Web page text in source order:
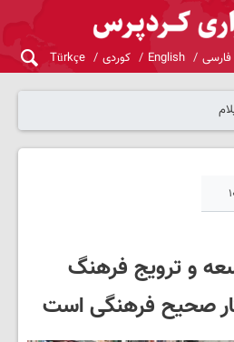
فارسی English کوردی Türkçe
و ترویج فرهنگ
صحیح فرهنگی است